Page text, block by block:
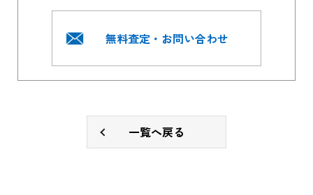
無料査定・お問い合わせ
一覧へ戻る